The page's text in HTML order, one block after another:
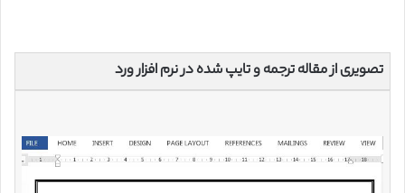
تصویری از مقاله ترجمه و تایپ شده در نرم افزار ورد